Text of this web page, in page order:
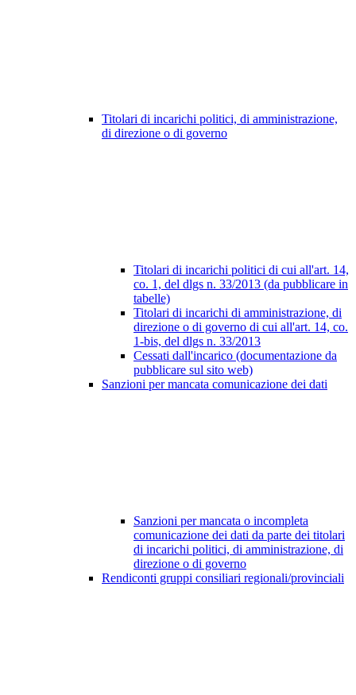
Titolari di incarichi politici, di amministrazione,
di direzione o di governo
Titolari di incarichi politici di cui all'art. 14,
co. 1, del dlgs n. 33/2013 (da pubblicare in
tabelle)
Titolari di incarichi di amministrazione, di
direzione o di governo di cui all'art. 14, co.
1-bis, del dlgs n. 33/2013
Cessati dall'incarico (documentazione da
pubblicare sul sito web)
Sanzioni per mancata comunicazione dei dati
Sanzioni per mancata o incompleta
comunicazione dei dati da parte dei titolari
di incarichi politici, di amministrazione, di
direzione o di governo
Rendiconti gruppi consiliari regionali/provinciali